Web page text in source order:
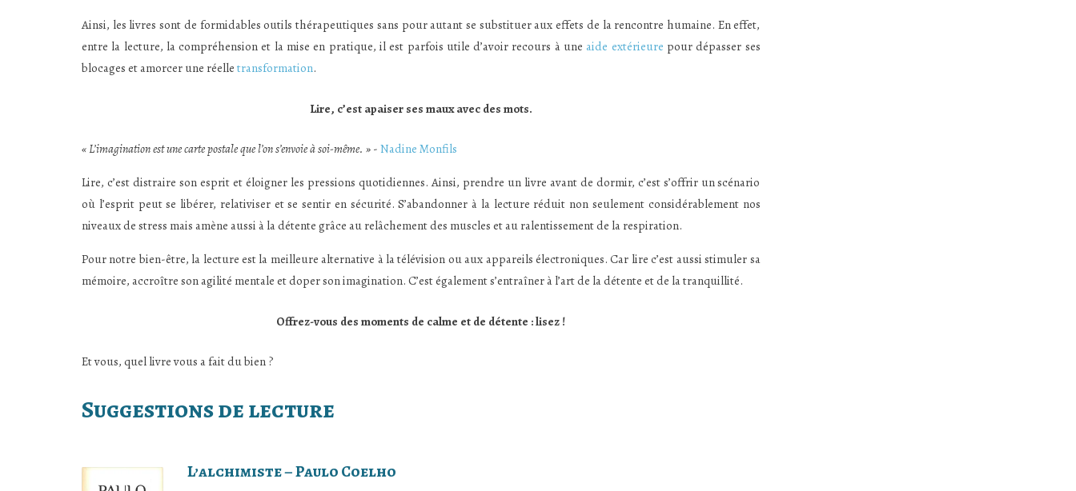
Ainsi, les livres sont de formidables outils thérapeutiques sans pour autant se substituer aux effets de la rencontre humaine. En effet,
entre la lecture, la compréhension et la mise en pratique, il est parfois utile d’avoir recours à une aide extérieure pour dépasser ses
blocages et amorcer une réelle transformation.
Lire, c’est apaiser ses maux avec des mots.
« L’imagination est une carte postale que l’on s’envoie à soi-même. » - Nadine Monfils
Lire, c’est distraire son esprit et éloigner les pressions quotidiennes. Ainsi, prendre un livre avant de dormir, c’est s’offrir un scénario
où l’esprit peut se libérer, relativiser et se sentir en sécurité. S’abandonner à la lecture réduit non seulement considérablement nos
niveaux de stress mais amène aussi à la détente grâce au relâchement des muscles et au ralentissement de la respiration.
Pour notre bien-être, la lecture est la meilleure alternative à la télévision ou aux appareils électroniques. Car lire c’est aussi stimuler sa
mémoire, accroître son agilité mentale et doper son imagination. C’est également s’entraîner à l’art de la détente et de la tranquillité.
Offrez-vous des moments de calme et de détente : lisez !
Et vous, quel livre vous a fait du bien ?
Suggestions de lecture
L’alchimiste – Paulo Coelho